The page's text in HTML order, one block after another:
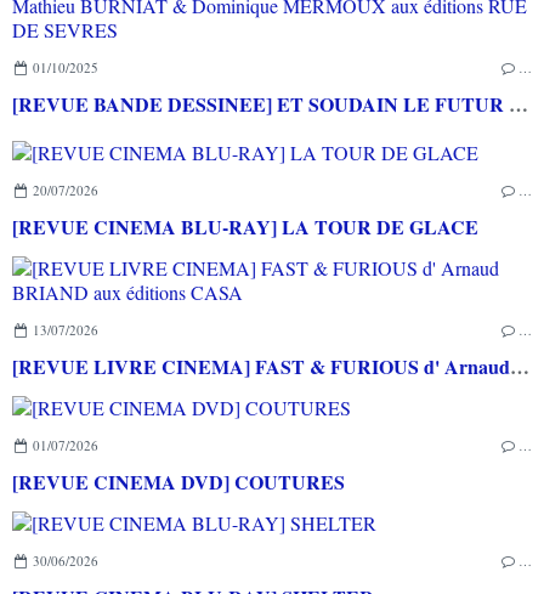
01/10/2025 …
[REVUE BANDE DESSINEE] ET SOUDAIN LE FUTUR de Mathieu BURNIAT & Dominique MERMOUX aux éditions RUE DE SEVRES
20/07/2026 …
[REVUE CINEMA BLU-RAY] LA TOUR DE GLACE
13/07/2026 …
[REVUE LIVRE CINEMA] FAST & FURIOUS d' Arnaud BRIAND aux éditions CASA
01/07/2026 …
[REVUE CINEMA DVD] COUTURES
30/06/2026 …